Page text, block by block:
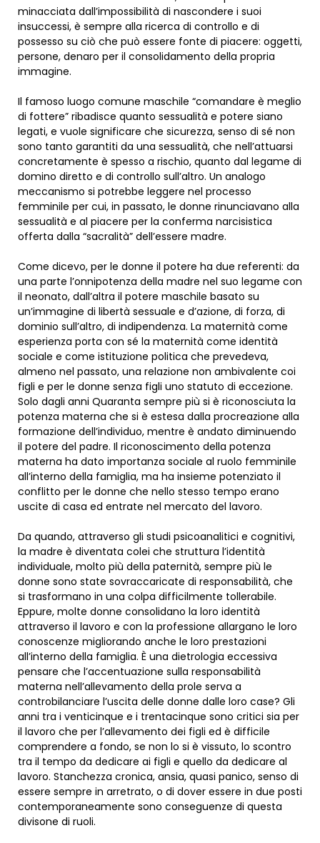
minacciata dall’impossibilità di nascondere i suoi
insuccessi, è sempre alla ricerca di controllo e di
possesso su ciò che può essere fonte di piacere: oggetti,
persone, denaro per il consolidamento della propria
immagine.
Il famoso luogo comune maschile “comandare è meglio
di fottere” ribadisce quanto sessualità e potere siano
legati, e vuole significare che sicurezza, senso di sé non
sono tanto garantiti da una sessualità, che nell’attuarsi
concretamente è spesso a rischio, quanto dal legame di
domino diretto e di controllo sull’altro. Un analogo
meccanismo si potrebbe leggere nel processo
femminile per cui, in passato, le donne rinunciavano alla
sessualità e al piacere per la conferma narcisistica
offerta dalla “sacralità” dell’essere madre.
Come dicevo, per le donne il potere ha due referenti: da
una parte l’onnipotenza della madre nel suo legame con
il neonato, dall’altra il potere maschile basato su
un’immagine di libertà sessuale e d’azione, di forza, di
dominio sull’altro, di indipendenza. La maternità come
esperienza porta con sé la maternità come identità
sociale e come istituzione politica che prevedeva,
almeno nel passato, una relazione non ambivalente coi
figli e per le donne senza figli uno statuto di eccezione.
Solo dagli anni Quaranta sempre più si è riconosciuta la
potenza materna che si è estesa dalla procreazione alla
formazione dell’individuo, mentre è andato diminuendo
il potere del padre. Il riconoscimento della potenza
materna ha dato importanza sociale al ruolo femminile
all’interno della famiglia, ma ha insieme potenziato il
conflitto per le donne che nello stesso tempo erano
uscite di casa ed entrate nel mercato del lavoro.
Da quando, attraverso gli studi psicoanalitici e cognitivi,
la madre è diventata colei che struttura l’identità
individuale, molto più della paternità, sempre più le
donne sono state sovraccaricate di responsabilità, che
si trasformano in una colpa difficilmente tollerabile.
Eppure, molte donne consolidano la loro identità
attraverso il lavoro e con la professione allargano le loro
conoscenze migliorando anche le loro prestazioni
all’interno della famiglia. È una dietrologia eccessiva
pensare che l’accentuazione sulla responsabilità
materna nell’allevamento della prole serva a
controbilanciare l’uscita delle donne dalle loro case? Gli
anni tra i venticinque e i trentacinque sono critici sia per
il lavoro che per l’allevamento dei figli ed è difficile
comprendere a fondo, se non lo si è vissuto, lo scontro
tra il tempo da dedicare ai figli e quello da dedicare al
lavoro. Stanchezza cronica, ansia, quasi panico, senso di
essere sempre in arretrato, o di dover essere in due posti
contemporaneamente sono conseguenze di questa
divisone di ruoli.